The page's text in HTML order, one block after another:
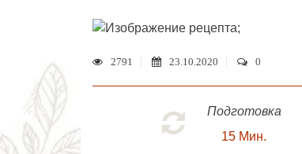
;
2791 23.10.2020 0
Подготовка
15 Мин.